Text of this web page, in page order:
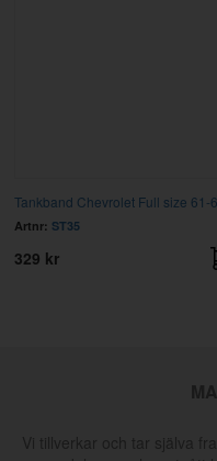
Tankband Chevrolet Full size 61-
Artnr: ST35
329 kr